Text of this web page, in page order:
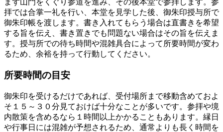
まず山門をくぐり参道を進み、その後本堂で参拝します。参
拝では合掌一礼を行い、本堂を見学した後、御朱印授与所で
御朱印帳を渡します。書き入れてもらう場合は直書きを希望
する旨を伝え、書き置きでも問題ない場合はその旨を伝えま
す。授与所での待ち時間や混雑具合によって所要時間が変わ
るため、余裕を持って行動してください。
所要時間の目安
御朱印を受けるだけであれば、受付場所まで移動含めておよ
そ１５～３０分見ておけば十分なことが多いです。参拝や境
内散策を含めるなら１時間以上かかることもあります。縁日
や行事日には混雑が予想されるため、通常よりも長く時間を